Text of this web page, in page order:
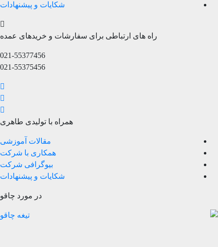
شکایات و پیشنهادات
راه های ارتباطی برای سفارشات و خریدهای عمده
021-55377456
021-55375456
همراه با تولیدی طاهری
مقالات آموزشی
همکاری با شرکت
بیوگرافی شرکت
شکایات و پیشنهادات
در مورد چاقو